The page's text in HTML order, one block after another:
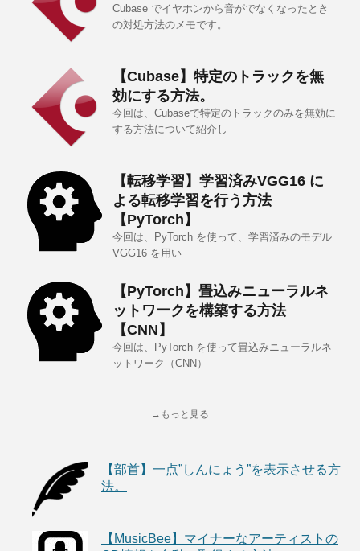
Cubase でイヤホンから音がでなくなったとき
の対処方法のメモです。
【Cubase】特定のトラックを無
効にする方法。
今回は、Cubaseで特定のトラックのみを無効に
する方法について紹介し
【転移学習】学習済みVGG16 に
よる転移学習を行う方法
【PyTorch】
今回は、PyTorch を使って、学習済みのモデル
VGG16 を用い
【PyTorch】畳込みニューラルネ
ットワークを構築する方法
【CNN】
今回は、PyTorch を使って畳込みニューラルネ
ットワーク（CNN）
→もっと見る
【部首】一点”しんにょう”を表示させる方
法。
【MusicBee】マイナーなアーティストの